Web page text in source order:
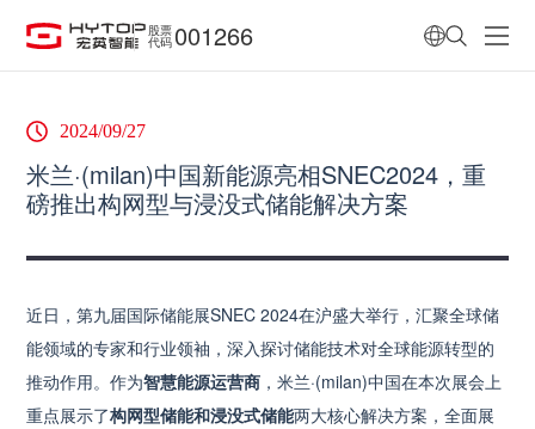
股票
代码 001266
2024/09/27
米兰·(milan)中国新能源亮相SNEC2024，重
磅推出构网型与浸没式储能解决方案
近日，第九届国际储能展SNEC 2024在沪盛大举行，汇聚全球储
能领域的专家和行业领袖，深入探讨储能技术对全球能源转型的
推动作用。作为智慧能源运营商 ，米兰·(milan)中国在本次展会上
重点展示了构网型储能和浸没式储能两大核心解决方案，全面展